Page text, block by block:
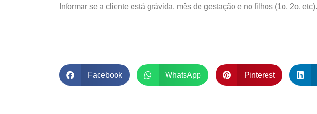
Informar se a cliente está grávida, mês de gestação e no filhos (1o, 2o, etc).
Facebook WhatsApp Pinterest